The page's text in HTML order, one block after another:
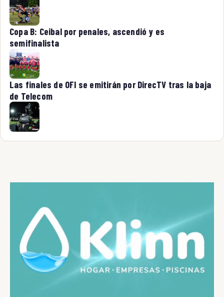
Copa B: Ceibal por penales, ascendió y es
semifinalista
Las finales de OFI se emitirán por DirecTV tras la baja
de Telecom